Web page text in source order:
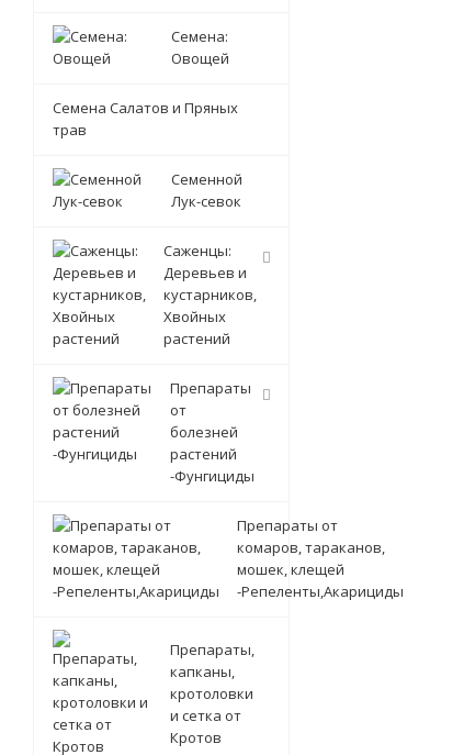
Семена:
Овощей
Семена Салатов и Пряных
трав
Семенной
Лук-севок
Саженцы:
Деревьев и
кустарников,
Хвойных
растений
Препараты
от
болезней
растений
-Фунгициды
Препараты от
комаров, тараканов,
мошек, клещей
-Репеленты,Акарициды
Препараты,
капканы,
кротоловки
и сетка от
Кротов